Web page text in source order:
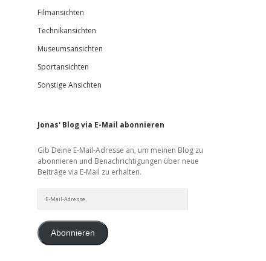
Filmansichten
Technikansichten
Museumsansichten
Sportansichten
Sonstige Ansichten
Jonas' Blog via E-Mail abonnieren
Gib Deine E-Mail-Adresse an, um meinen Blog zu
abonnieren und Benachrichtigungen über neue
Beiträge via E-Mail zu erhalten.
Mail-
Abonnieren